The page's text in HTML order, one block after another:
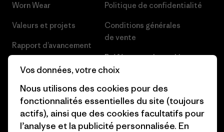
Worn Wear
Valeurs et projets
Rapport d’avancement
Business Unusual
Objectifs climatiques
1% For The Planet
Comment nous finançons
Politique de confidentialité
Conditions générales
de vente
Préférences de cookie
Presse et media
Industry program
Vos données, votre choix
Nous utilisons des cookies pour des
fonctionnalités essentielles du site (toujours
actifs), ainsi que des cookies facultatifs pour
l’analyse et la publicité personnalisée. En